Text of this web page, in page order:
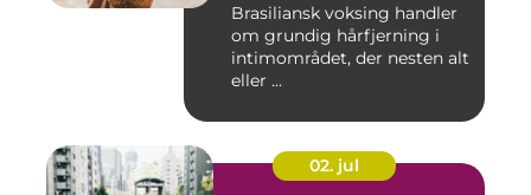
Brasiliansk voksing handler
om grundig hårfjerning i
intimområdet, der nesten alt
eller ...
02. jul